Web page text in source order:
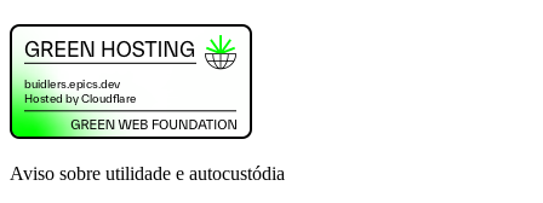
Aviso sobre utilidade e autocustódia